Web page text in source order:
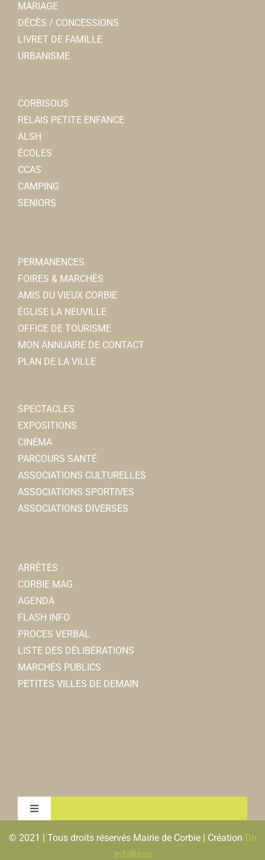
MARIAGE
DÉCÈS / CONCESSIONS
LIVRET DE FAMILLE
URBANISME
CORBISOUS
RELAIS PETITE ENFANCE
ALSH
ÉCOLES
CCAS
CAMPING
SENIORS
PERMANENCES
FOIRES & MARCHÉS
AMIS DU VIEUX CORBIE
ÉGLISE LA NEUVILLE
OFFICE DE TOURISME
MON ANNUAIRE DE CONTACT
PLAN DE LA VILLE
SPECTACLES
EXPOSITIONS
CINÉMA
PARCOURS SANTÉ
ASSOCIATIONS CULTURELLES
ASSOCIATIONS SPORTIVES
ASSOCIATIONS DIVERSES
ARRÊTÉS
CORBIE MAG
AGENDA
FLASH INFO
PROCES VERBAL
LISTE DES DÉLIBÉRATIONS
MARCHÉS PUBLICS
PETITES VILLES DE DEMAIN
Toggle
MENTIONS LEGALES & RGPD
© 2021 | Tous droits réservés Mairie de Corbie | Création Dn
InfoRéso